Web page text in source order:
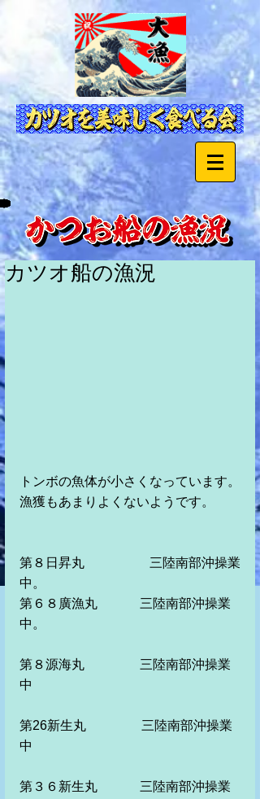
カツオ船の漁況
トンボの魚体が小さくなっています。
漁獲もあまりよくないようです。
第８日昇丸　　　　　三陸南部沖操業
中。
第６８廣漁丸　　　 三陸南部沖操業
中。
第８源海丸　　　 　三陸南部沖操業
中
第26新生丸　　　　 三陸南部沖操業
中
第３６新生丸　　　 三陸南部沖操業